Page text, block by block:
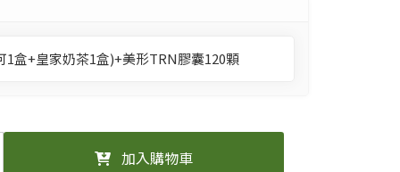
1盒+皇家奶茶1盒)+美形TRN膠囊120顆
加入購物車